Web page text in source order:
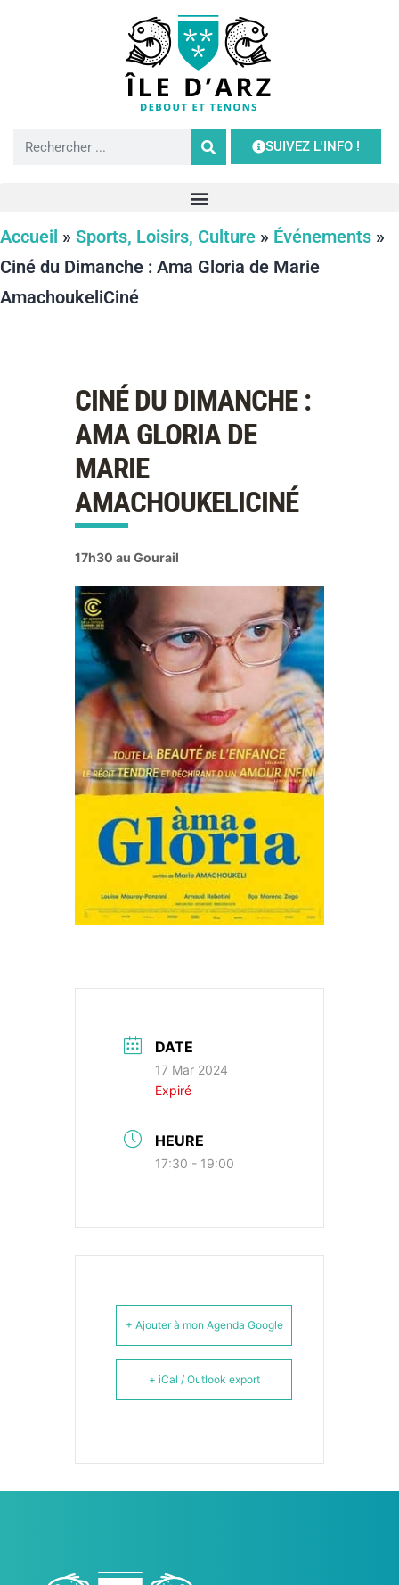
SUIVEZ L'INFO !
Accueil » Sports, Loisirs, Culture » Événements »
Ciné du Dimanche : Ama Gloria de Marie
AmachoukeliCiné
CINÉ DU DIMANCHE :
AMA GLORIA DE
MARIE
AMACHOUKELICINÉ
17h30 au Gourail
DATE
17 Mar 2024
Expiré
HEURE
17:30 - 19:00
+ Ajouter à mon Agenda Google
+ iCal / Outlook export